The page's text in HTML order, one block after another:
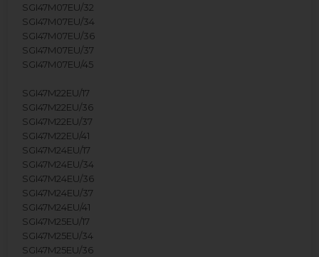
SGI47M07EU/32
SGI47M07EU/34
SGI47M07EU/36
SGI47M07EU/37
SGI47M07EU/45
SGI47M22EU/17
SGI47M22EU/36
SGI47M22EU/37
SGI47M22EU/41
SGI47M24EU/17
SGI47M24EU/34
SGI47M24EU/36
SGI47M24EU/37
SGI47M24EU/41
SGI47M25EU/17
SGI47M25EU/34
SGI47M25EU/36